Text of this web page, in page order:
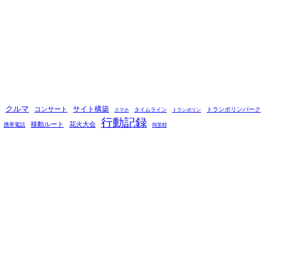
クルマ コンサート サイト構築 スマホ タイムライン トランポリン トランポリンパーク
携帯電話 移動ルート 花火大会 行動記録 阿里耶